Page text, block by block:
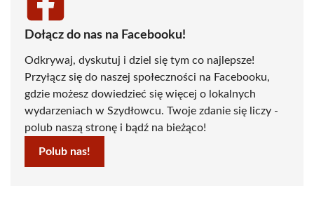
Dołącz do nas na Facebooku!
Odkrywaj, dyskutuj i dziel się tym co najlepsze!
Przyłącz się do naszej społeczności na Facebooku,
gdzie możesz dowiedzieć się więcej o lokalnych
wydarzeniach w Szydłowcu. Twoje zdanie się liczy -
polub naszą stronę i bądź na bieżąco!
Polub nas!